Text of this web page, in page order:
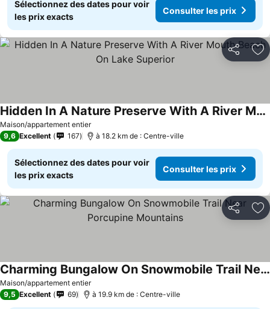
Sélectionnez des dates pour voir
les prix exacts
Consulter les prix
Partager
Maison/appartement entier
Hidden In A Nature Preserve With A River Mouth Beach On Lake Superior
9,6 Excellent 167 à 18.2 km de : Centre-ville
Sélectionnez des dates pour voir
les prix exacts
Consulter les prix
Partager
Maison/appartement entier
Charming Bungalow On Snowmobile Trail Near Porcupine Mountains
9,5 Excellent 69 à 19.9 km de : Centre-ville